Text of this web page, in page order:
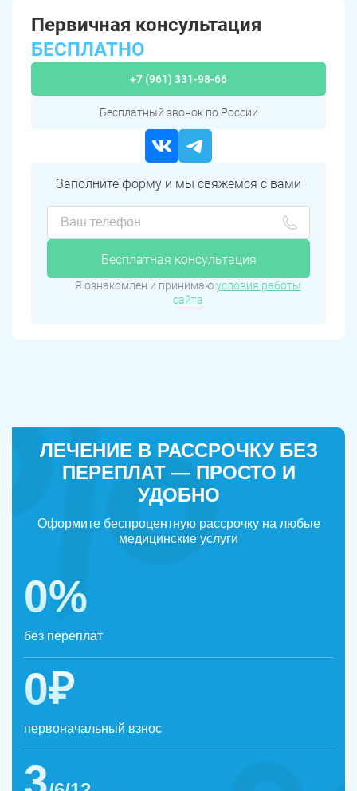
Первичная консультация
БЕСПЛАТНО
+7 (961) 331-98-66
Бесплатный звонок по России
Заполните форму и мы свяжемся с вами
Бесплатная консультация
Я ознакомлен и принимаюусловия работы
сайта
ЛЕЧЕНИЕ В РАССРОЧКУ БЕЗ
ПЕРЕПЛАТ — ПРОСТО И
УДОБНО
Оформите беспроцентную рассрочку на любые
медицинские услуги
0%
без переплат
0₽
первоначальный взнос